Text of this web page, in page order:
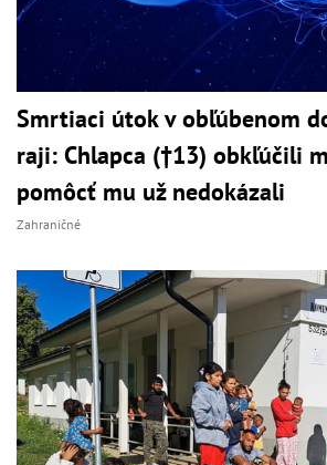
Smrtiaci útok v obľúbenom
raji: Chlapca (†13) obkľúčili
pomôcť mu už nedokázali
Zahraničné